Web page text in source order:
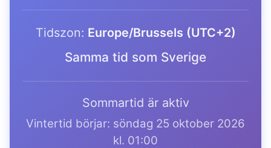
Tidszon: Europe/Brussels (UTC+2)
Samma tid som Sverige
Sommartid är aktiv
Vintertid börjar: söndag 25 oktober 2026
kl. 01:00